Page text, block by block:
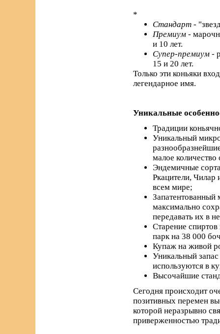
*
Стандарт -
Премиум -
и 10 лет.
Супер-премиум -
15 и 20 лет.
Только эти коньяки
легендарное имя.
Уникальные
Традиции
Уникальный
малое количество
Эндемичные
Ркацители,
всем мире;
Запатентованный
максимально
передавать их в
Старение
парк на 38 000
Купаж на живой
Уникальный
используются в
Высочайшие
Сегодня происходит
позитивных перемен
которой неразрывно
приверженностью